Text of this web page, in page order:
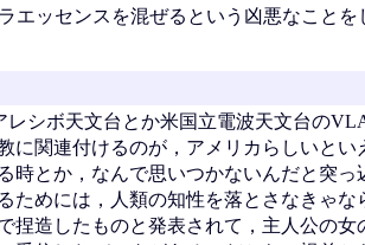
エッセンスを混ぜるという凶悪なこと
レシボ天文台とか米国立電波天文台の
に関連付けるのが，アメリカらしいとい
時とか，なんで思いつかないんだと突
ためには，人類の知性を落とさなきゃ
捏造したものと発表されて，主人公の